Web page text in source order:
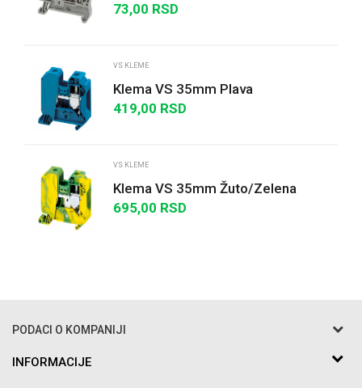
Poruka
73,00 RSD
VS KLEME
Klema VS 35mm Plava
419,00 RSD
VS KLEME
Klema VS 35mm Žuto/Zelena
695,00 RSD
PODACI O KOMPANIJI
Razo DOO
INFORMACIJE